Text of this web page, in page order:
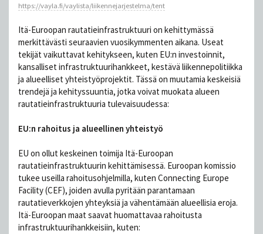
https://vayla.fi/vaylista/liikennejarjestelma/tent
Itä-Euroopan rautatieinfrastruktuuri on kehittymässä
merkittävästi seuraavien vuosikymmenten aikana. Useat
tekijät vaikuttavat kehitykseen, kuten EU:n investoinnit,
kansalliset infrastruktuurihankkeet, kestävä liikennepolitiikka
ja alueelliset yhteistyöprojektit. Tässä on muutamia keskeisiä
trendejä ja kehityssuuntia, jotka voivat muokata alueen
rautatieinfrastruktuuria tulevaisuudessa:
EU:n rahoitus ja alueellinen yhteistyö
EU on ollut keskeinen toimija Itä-Euroopan
rautatieinfrastruktuurin kehittämisessä. Euroopan komissio
tukee useilla rahoitusohjelmilla, kuten Connecting Europe
Facility (CEF), joiden avulla pyritään parantamaan
rautatieverkkojen yhteyksiä ja vähentämään alueellisia eroja.
Itä-Euroopan maat saavat huomattavaa rahoitusta
infrastruktuurihankkeisiin, kuten: